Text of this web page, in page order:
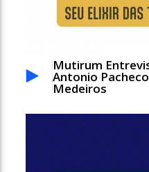
Mutirum
Antonio
Medeiros